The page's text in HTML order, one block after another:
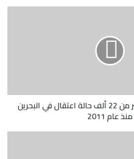
نشطاء حقوقيون: أكثر من 22 ألف حالة اعتقال في البحرين
منذ عام 2011